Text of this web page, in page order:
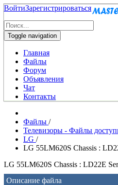
ВойтиЗарегистрироваться
Toggle navigation
Главная
Файлы
Форум
Объявления
Чат
Контакты
Файлы /
Телевизоры - Файлы
LG /
LG 55LM620S Chassis :
LG 55LM620S Chassis : LD22E
Описание файла